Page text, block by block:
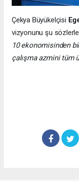
Çekya Büyükelçisi
vizyonunu şu sözlerle
10 ekonomisinden
çalışma azmini tüm